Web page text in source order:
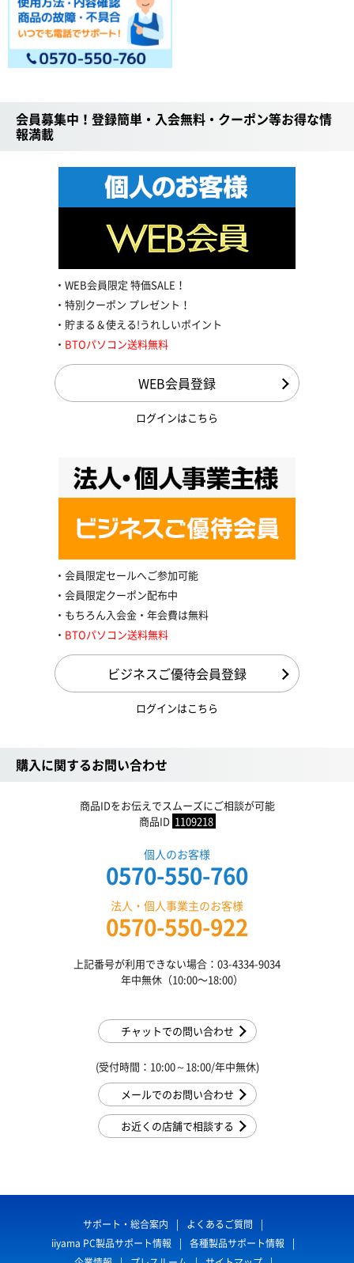
会員募集中！登録簡単・入会無料・クーポン等お得な情
報満載
WEB会員限定 特価SALE！
特別クーポン プレゼント！
貯まる＆使える!うれしいポイント
BTOパソコン送料無料
WEB会員登録
ログインはこちら
会員限定セールへご参加可能
会員限定クーポン配布中
もちろん入会金・年会費は無料
BTOパソコン送料無料
ビジネスご優待会員登録
ログインはこちら
購入に関するお問い合わせ
商品IDをお伝えでスムーズにご相談が可能
商品ID 1109218
個人のお客様
0570-550-760
法人・個人事業主のお客様
0570-550-922
上記番号が利用できない場合：03-4334-9034
年中無休（10:00〜18:00）
チャットでの問い合わせ
(受付時間：10:00～18:00/年中無休)
メールでのお問い合わせ
お近くの店舗で相談する
サポート・総合案内
よくあるご質問
iiyama PC製品サポート情報
各種製品サポート情報